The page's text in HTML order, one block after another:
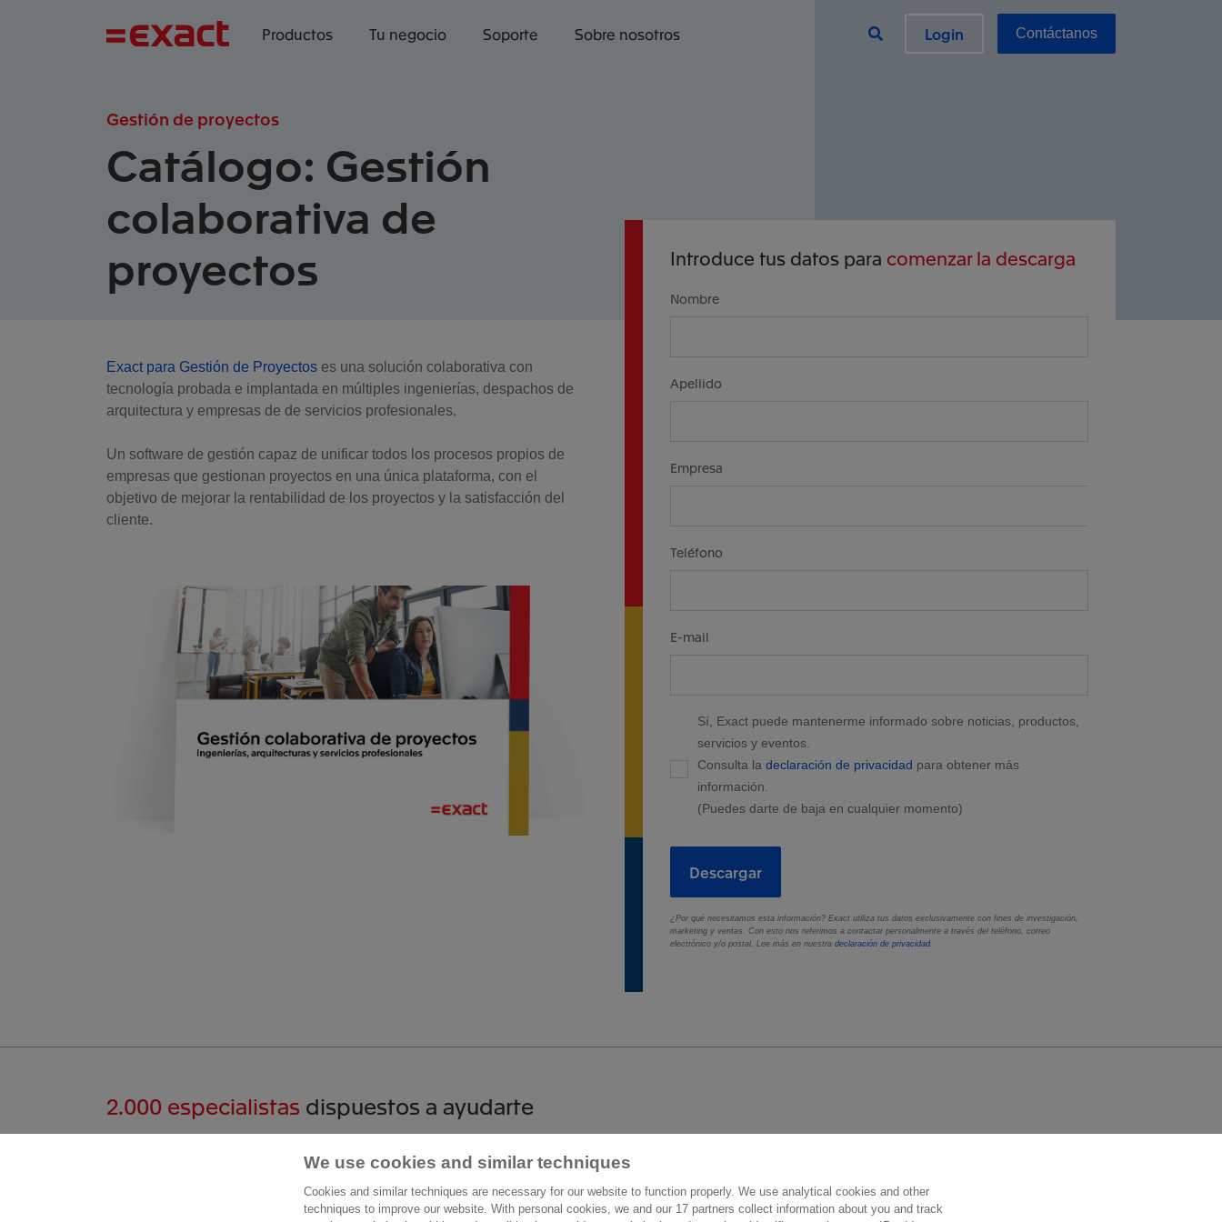
Productos Tu negocio Soporte Sobre nosotros Login Contáctanos
Gestión de proyectos
Catálogo: Gestión
colaborativa de
proyectos
Exact para Gestión de Proyectos es una solución colaborativa con
tecnología probada e implantada en múltiples ingenierías, despachos de
arquitectura y empresas de de servicios profesionales.
Un software de gestión capaz de unificar todos los procesos propios de
empresas que gestionan proyectos en una única plataforma, con el
objetivo de mejorar la rentabilidad de los proyectos y la satisfacción del
cliente.
Introduce tus datos para comenzar la descarga
Nombre
Apellido
Empresa
Teléfono
E-mail
Sí, Exact puede mantenerme informado sobre noticias, productos,
servicios y eventos.
Consulta la declaración de privacidad para obtener más
información.
(Puedes darte de baja en cualquier momento)
Descargar
¿Por qué necesitamos esta información? Exact utiliza tus datos exclusivamente con fines de investigación,
marketing y ventas. Con esto nos referimos a contactar personalmente a través del teléfono, correo
electrónico y/o postal. Lee más en nuestra declaración de privacidad.
2.000 especialistas dispuestos a ayudarte
Contáctanos
Paseo de la Castellana 200
Más información
Trabaja con nosotros
We use cookies and similar techniques
Cookies and similar techniques are necessary for our website to function properly. We use analytical cookies and other
techniques to improve our website. With personal cookies, we and our 17 partners collect information about you and track